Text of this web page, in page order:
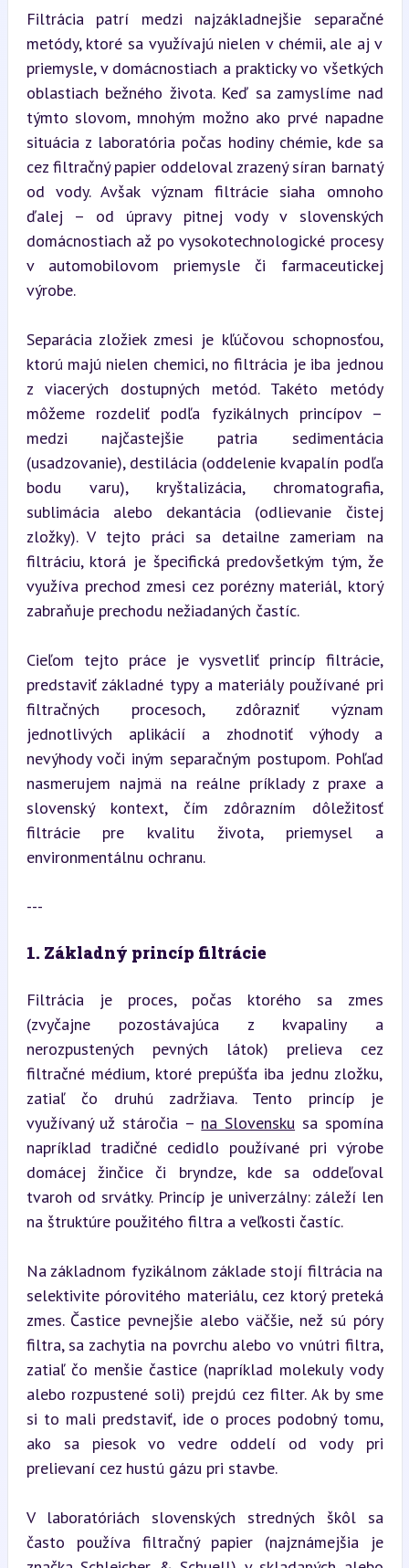
Filtrácia patrí medzi najzákladnejšie separačné
metódy, ktoré sa využívajú nielen v chémii, ale aj v
priemysle, v domácnostiach a prakticky vo všetkých
oblastiach bežného života. Keď sa zamyslíme nad
týmto slovom, mnohým možno ako prvé napadne
situácia z laboratória počas hodiny chémie, kde sa
cez filtračný papier oddeloval zrazený síran barnatý
od vody. Avšak význam filtrácie siaha omnoho
ďalej – od úpravy pitnej vody v slovenských
domácnostiach až po vysokotechnologické procesy
v automobilovom priemysle či farmaceutickej
výrobe.
Separácia zložiek zmesi je kľúčovou schopnosťou,
ktorú majú nielen chemici, no filtrácia je iba jednou
z viacerých dostupných metód. Takéto metódy
môžeme rozdeliť podľa fyzikálnych princípov –
medzi najčastejšie patria sedimentácia
(usadzovanie), destilácia (oddelenie kvapalín podľa
bodu varu), kryštalizácia, chromatografia,
sublimácia alebo dekantácia (odlievanie čistej
zložky). V tejto práci sa detailne zameriam na
filtráciu, ktorá je špecifická predovšetkým tým, že
využíva prechod zmesi cez porézny materiál, ktorý
zabraňuje prechodu nežiadaných častíc.
Cieľom tejto práce je vysvetliť princíp filtrácie,
predstaviť základné typy a materiály používané pri
filtračných procesoch, zdôrazniť význam
jednotlivých aplikácií a zhodnotiť výhody a
nevýhody voči iným separačným postupom. Pohľad
nasmerujem najmä na reálne príklady z praxe a
slovenský kontext, čím zdôrazním dôležitosť
filtrácie pre kvalitu života, priemysel a
environmentálnu ochranu.
---
1. Základný princíp filtrácie
Filtrácia je proces, počas ktorého sa zmes
(zvyčajne pozostávajúca z kvapaliny a
nerozpustených pevných látok) prelieva cez
filtračné médium, ktoré prepúšťa iba jednu zložku,
zatiaľ čo druhú zadržiava. Tento princíp je
využívaný už stáročia – na Slovensku sa spomína
napríklad tradičné cedidlo používané pri výrobe
domácej žinčice či bryndze, kde sa oddeľoval
tvaroh od srvátky. Princíp je univerzálny: záleží len
na štruktúre použitého filtra a veľkosti častíc.
Na základnom fyzikálnom základe stojí filtrácia na
selektivite pórovitého materiálu, cez ktorý preteká
zmes. Častice pevnejšie alebo väčšie, než sú póry
filtra, sa zachytia na povrchu alebo vo vnútri filtra,
zatiaľ čo menšie častice (napríklad molekuly vody
alebo rozpustené soli) prejdú cez filter. Ak by sme
si to mali predstaviť, ide o proces podobný tomu,
ako sa piesok vo vedre oddelí od vody pri
prelievaní cez hustú gázu pri stavbe.
V laboratóriách slovenských stredných škôl sa
často používa filtračný papier (najznámejšia je